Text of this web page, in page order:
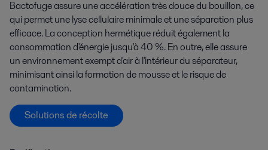
Bactofugeassure une accélération très douce du bouillon, ce
qui permet une lyse cellulaire minimale et une séparation plus
efficace. La conception hermétique réduit également la
consommation d'énergie jusqu'à 40 %. En outre, elle assure
un environnement exempt d'air à l'intérieur du séparateur,
minimisant ainsi la formation de mousse et le risque de
contamination.
Solutions de récolte